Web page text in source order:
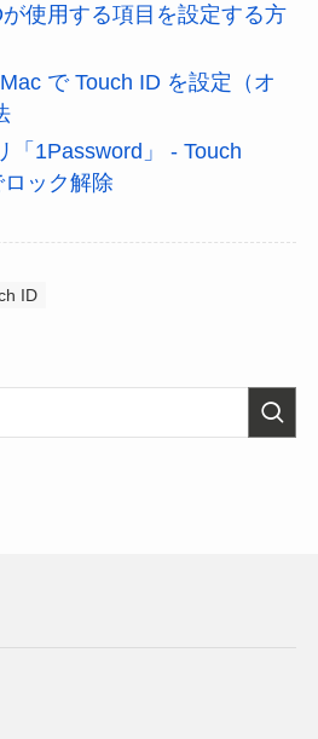
使用する項目を設定する方
で Touch ID を設定（オ
「1Password」 - Touch
ック解除
ID